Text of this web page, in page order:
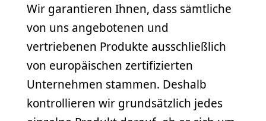
Wir garantieren Ihnen, dass sämtliche
von uns angebotenen und
vertriebenen Produkte ausschließlich
von europäischen zertifizierten
Unternehmen stammen. Deshalb
kontrollieren wir grundsätzlich jedes